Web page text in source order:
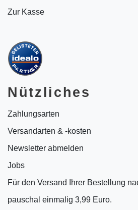
Zur Kasse
Nützliches
Zahlungsarten
Versandarten & -kosten
Newsletter abmelden
Jobs
Für den Versand Ihrer Bestellung
pauschal einmalig 3,99 Euro.